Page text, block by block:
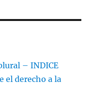
– INDICE
el derecho a la